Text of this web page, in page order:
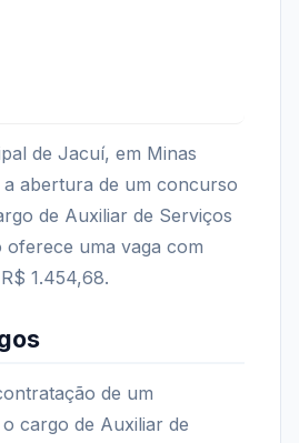
de Jacuí, em Minas
abertura de um concurso
de Auxiliar de Serviços
oferece uma vaga com
1.454,68.
de um
cargo de Auxiliar de